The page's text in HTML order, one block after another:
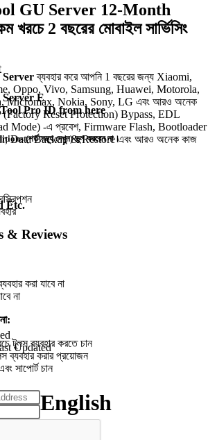
GU Server 12-Month
2 বছরের মোবাইল সার্ভিসিং
ব্যবহার করে আপনি 1 বছরের জন্য Xiaomi,
Oppo, Vivo, Samsung, Huawei, Motorola,
Micromax, Nokia, Sony, LG এবং আরও অনেক
FRP (Factory Reset Protection) Bypass, EDL
Mode) -এ প্রবেশ, Firmware Flash, Bootloader
Data Backup & Restore এবং আরও অনেক কাজ
করা যাবে না
না
টুলস ব্যবহার করতে চান
ব্যবহার করার প্রয়োজন
সাপোর্ট চান
English
E
Pro ID from here
(শর্ত সমূহ দেখুন) ভুল করবেন না।
Etc.
& Reviews
Updated